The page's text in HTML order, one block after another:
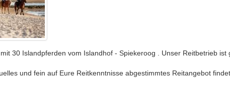
30 Islandpferden vom Islandhof - Spiekeroog . Unser Reitbetrieb ist
und fein auf Eure Reitkenntnisse abgestimmtes Reitangebot